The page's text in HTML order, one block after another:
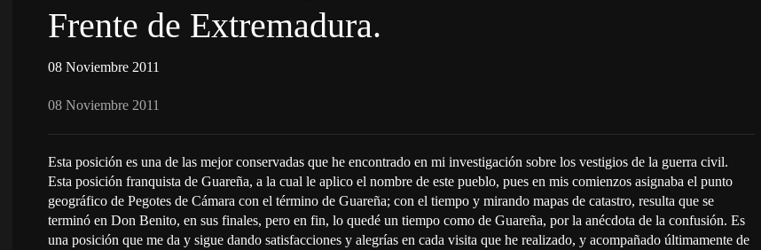
Frente de Extremadura.
08 Noviembre 2011
08 Noviembre 2011
Esta posición es una de las mejor conservadas que he encontrado en mi investigación sobre los vestigios de la guerra civil.
Esta posición franquista de Guareña, a la cual le aplico el nombre de este pueblo, pues en mis comienzos asignaba el punto
geográfico de Pegotes de Cámara con el término de Guareña; con el tiempo y mirando mapas de catastro, resulta que se
terminó en Don Benito, en sus finales, pero en fin, lo quedé un tiempo como de Guareña, por la anécdota de la confusión. Es
una posición que me da y sigue dando satisfacciones y alegrías en cada visita que he realizado, y acompañado últimamente de